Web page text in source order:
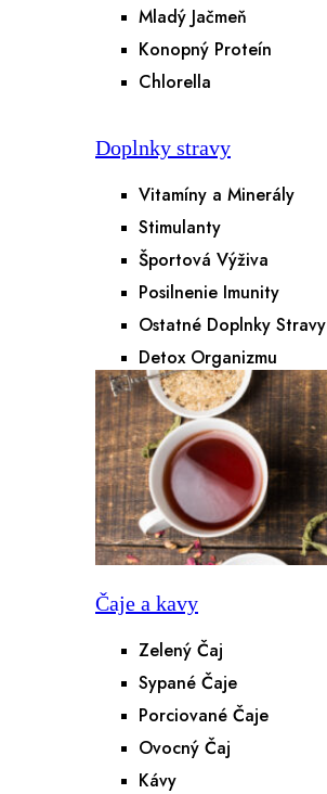
Mladý Jačmeň
Konopný Proteín
Chlorella
Doplnky stravy
Vitamíny a Minerály
Stimulanty
Športová Výživa
Posilnenie Imunity
Ostatné Doplnky Stravy
Detox Organizmu
Čaje a kavy
Zelený Čaj
Sypané Čaje
Porciované Čaje
Ovocný Čaj
Kávy